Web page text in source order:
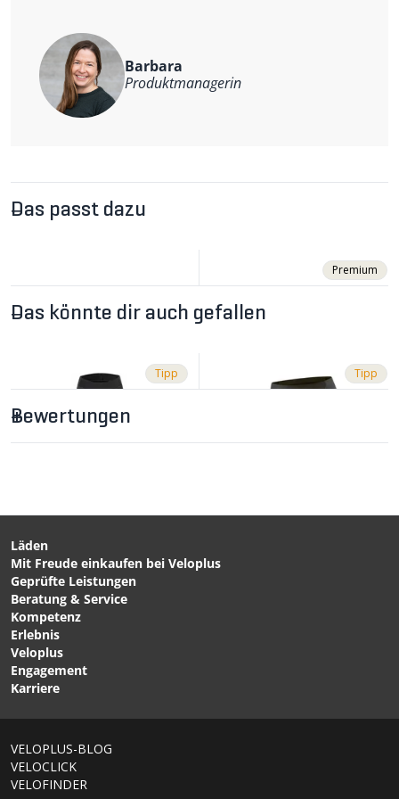
Barbara
Produktmanagerin
Das passt dazu
Helmmütze Schwarz von
Premium
Überschuhe Black von
Das könnte dir auch gefallen
Tipp
CHF 129.00
THERMO ELASTIC
Damen-Thermo-
Bundhose mit Polster
Black von LÖFFLER
Tipp
CHF 109.00
Bewertungen
Läden
Mit Freude einkaufen bei Veloplus
Geprüfte Leistungen
Beratung & Service
Kompetenz
Erlebnis
Veloplus
Engagement
Karriere
VELOPLUS-BLOG
VELOCLICK
VELOFINDER